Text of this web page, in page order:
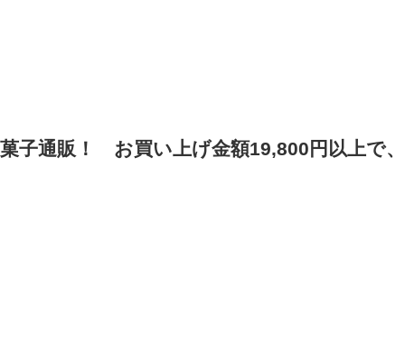
子通販！ お買い上げ金額19,800円以上で、